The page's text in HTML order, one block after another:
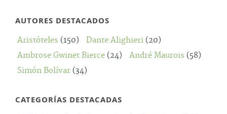
AUTORES DESTACADOS
Aristóteles (150) Dante Alighieri (20)
Ambrose Gwinet Bierce (24) André Maurois (58)
Simón Bolívar (34)
CATEGORÍAS DESTACADAS